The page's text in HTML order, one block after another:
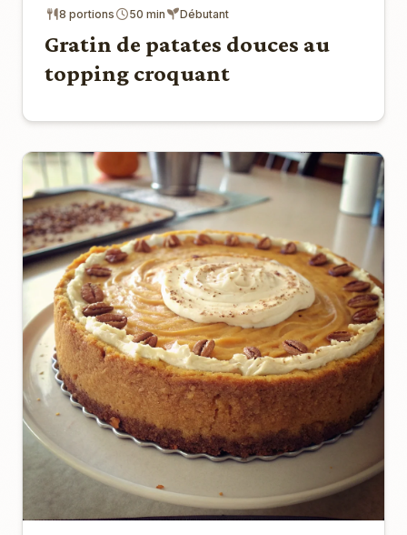
8 portions 50 min Débutant
Gratin de patates douces au
topping croquant